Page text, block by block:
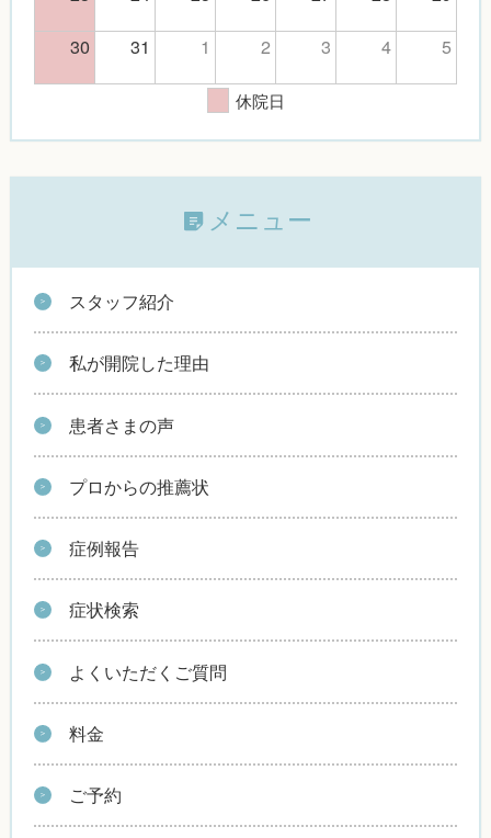
30
31 1 2 3 4 5
休院日
メニュー
スタッフ紹介
私が開院した理由
患者さまの声
プロからの推薦状
症例報告
症状検索
よくいただくご質問
料金
ご予約